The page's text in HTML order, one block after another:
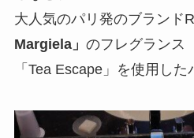
大人気のパリ発のブランド
Margiela」 のフレグランス
「Tea Escape」を使用し